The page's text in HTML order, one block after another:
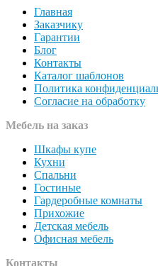
Главная
Заказчику
Гарантии
Блог
Контакты
Каталог шаблонов
Политика
Согласие на обработку
Мебель на заказ
Шкафы купе
Кухни
Спальни
Гостиные
Гардеробные комнаты
Прихожие
Детская мебель
Офисная мебель
Контакты